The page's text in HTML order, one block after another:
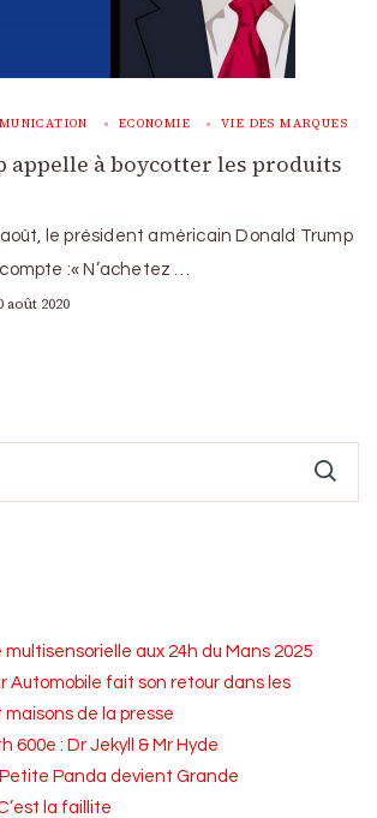
ECONOMIE VIE DES MARQUES
appelle à boycotter les produits
le président américain Donald Trump
:« N’achetez …
août 2020
multisensorielle aux 24h du Mans 2025
Automobile fait son retour dans les
maisons de la presse
600e : Dr Jekyll & Mr Hyde
Petite Panda devient Grande
la faillite